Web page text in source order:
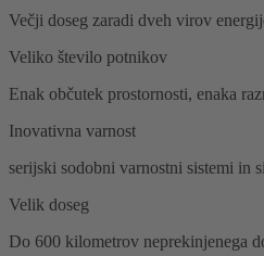
Večji doseg zaradi dveh virov
Veliko število potnikov
Enak občutek prostornosti, enaka
Inovativna varnost
serijski sodobni varnostni sistemi in
Velik doseg
Do 600 kilometrov neprekinjenega